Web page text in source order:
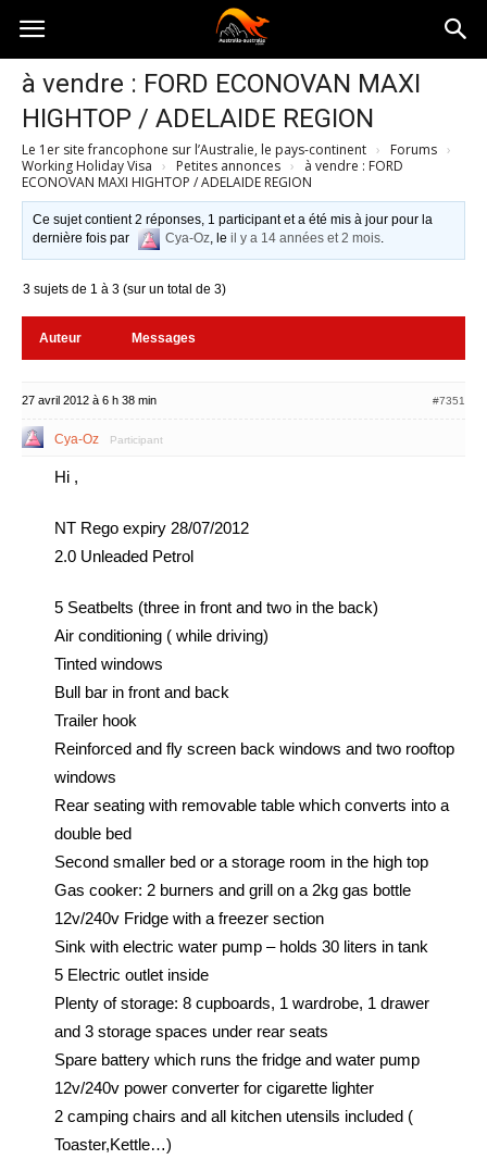
Australia-
australie.com
à vendre : FORD ECONOVAN MAXI
HIGHTOP / ADELAIDE REGION
Le 1er site francophone sur l’Australie, le pays-continent › Forums ›
Working Holiday Visa › Petites annonces ›
à vendre : FORD
ECONOVAN MAXI HIGHTOP / ADELAIDE REGION
Ce sujet contient 2 réponses, 1 participant et a été mis à jour pour la
dernière fois par
Cya-Oz, leil y a 14 années et 2 mois.
3 sujets de 1 à 3 (sur un total de 3)
Auteur Messages
27 avril 2012 à 6 h 38 min #7351
Cya-Oz Participant
Hi ,
NT Rego expiry 28/07/2012
2.0 Unleaded Petrol
5 Seatbelts (three in front and two in the back)
Air conditioning ( while driving)
Tinted windows
Bull bar in front and back
Trailer hook
Reinforced and fly screen back windows and two rooftop
windows
Rear seating with removable table which converts into a
double bed
Second smaller bed or a storage room in the high top
Gas cooker: 2 burners and grill on a 2kg gas bottle
12v/240v Fridge with a freezer section
Sink with electric water pump – holds 30 liters in tank
5 Electric outlet inside
Plenty of storage: 8 cupboards, 1 wardrobe, 1 drawer
and 3 storage spaces under rear seats
Spare battery which runs the fridge and water pump
12v/240v power converter for cigarette lighter
2 camping chairs and all kitchen utensils included (
Toaster,Kettle…)